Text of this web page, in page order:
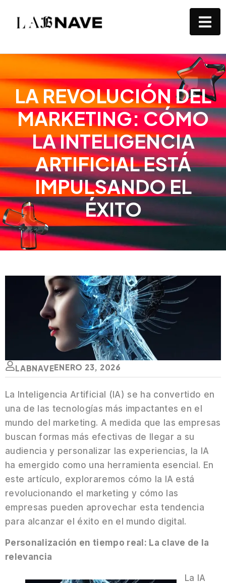
LA REVOLUCIÓN DEL
MARKETING: CÓMO
LA INTELIGENCIA
ARTIFICIAL ESTÁ
IMPULSANDO EL
ÉXITO
LABNAVEENERO 23, 2026
La Inteligencia Artificial (IA) se ha convertido en
una de las tecnologías más impactantes en el
mundo del marketing. A medida que las empresas
buscan formas más efectivas de llegar a su
audiencia y personalizar las experiencias, la IA
ha emergido como una herramienta esencial. En
este artículo, exploraremos cómo la IA está
revolucionando el marketing y cómo las
empresas pueden aprovechar esta tendencia
para alcanzar el éxito en el mundo digital.
Personalización en tiempo real: La clave de la
relevancia
La IA